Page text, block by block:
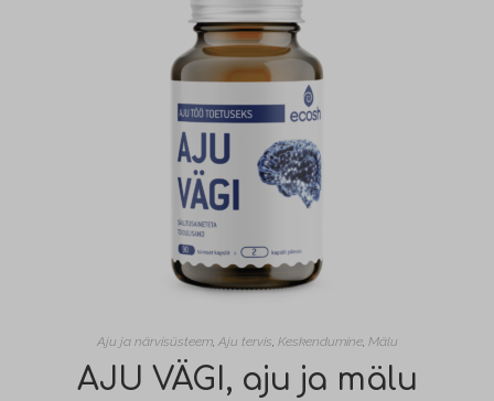
Aju ja närvisüsteem, Aju tervis, Keskendumine, Mälu
AJU VÄGI, aju ja mälu